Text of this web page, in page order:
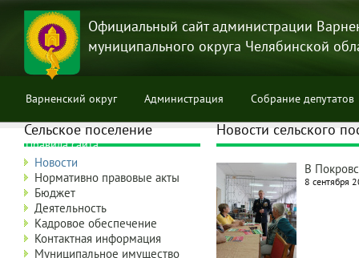
Перейти
основному
содержанию
Официальный сайт администрации
муниципального округа Челябинской
Варненский округ Администрация Собрание депутатов
Правила сайта
Новости сельского
В
8 сентября
Сельское поселение
Новости
Нормативно правовые акты
Бюджет
Деятельность
Кадровое обеспечение
Контактная информация
Муниципальное имущество